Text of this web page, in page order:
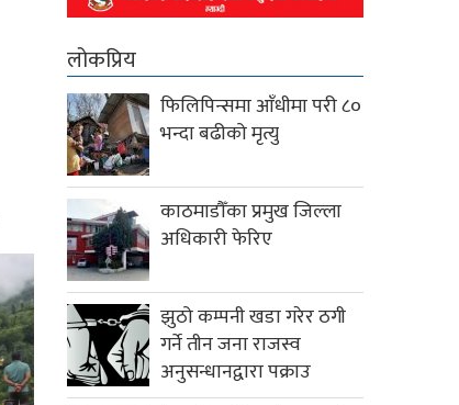
लोकप्रिय
फिलिपिन्समा आँधीमा परी ८०
भन्दा बढीको मृत्यु
काठमाडौँका प्रमुख जिल्ला
अधिकारी फेरिए
झुठो कम्पनी खडा गरेर ठगी
गर्ने तीन जना राजस्व
अनुसन्धानद्वारा पक्राउ